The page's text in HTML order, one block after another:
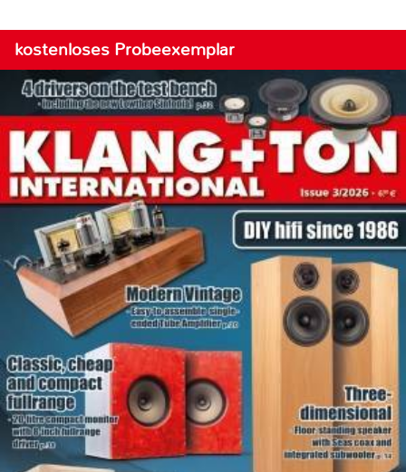
kostenloses Probeexemplar